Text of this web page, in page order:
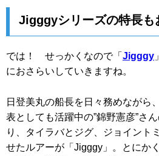
Jigggyシリーズの特長も
では！ せっかくなので「 Jigggy
におさらいしていきますね。
日登美丸の船長を日々務めながら
表としても活躍中の”錦野憲彦”さ
り、タイラバとジグ、ジョイント
せたルアーが「Jigggy」。とにか